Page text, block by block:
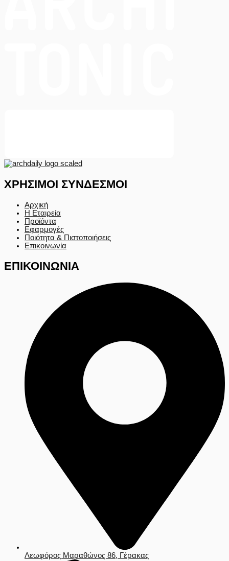
ΧΡΗΣΙΜΟΙ ΣΥΝΔΕΣΜΟΙ
Αρχική
Η Εταιρεία
Προϊόντα
Εφαρμογές
Ποιότητα & Πιστοποιήσεις
Επικοινωνία
ΕΠΙΚΟΙΝΩΝΙΑ
Λεωφόρος Μαραθώνος 86, Γέρακας